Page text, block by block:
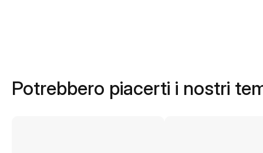
Potrebbero piacerti i nostri